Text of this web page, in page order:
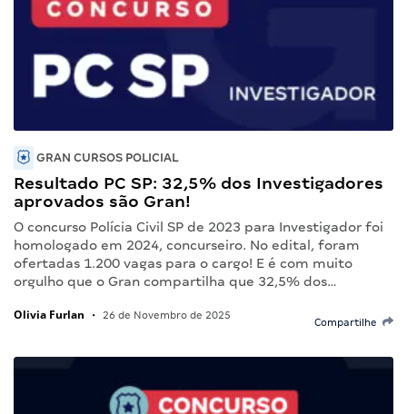
GRAN CURSOS POLICIAL
Resultado PC SP: 32,5% dos Investigadores
aprovados são Gran!
O concurso Polícia Civil SP de 2023 para Investigador foi
homologado em 2024, concurseiro. No edital, foram
ofertadas 1.200 vagas para o cargo! E é com muito
orgulho que o Gran compartilha que 32,5% dos…
Olivia Furlan • 26 de Novembro de 2025
Compartilhe